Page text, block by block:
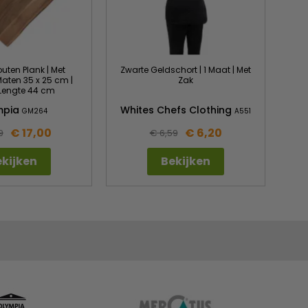
Plank | Met
35 x 25 cm |
44 cm
GM264
€ 17,00
Zwarte Geldschort | 1 Maat | Met
Zak
Whites Chefs Clothing A551
€ 6,59
€ 6,20
Bekijken